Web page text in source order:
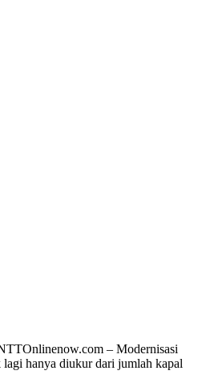
– Modernisasi
hanya diukur dari jumlah kapal